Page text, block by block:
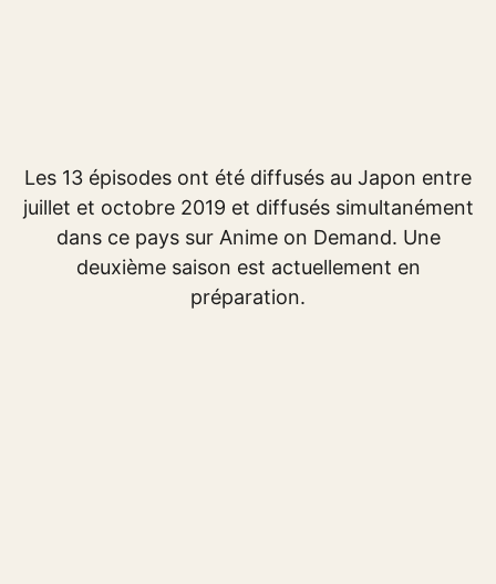
Les 13 épisodes ont été diffusés au Japon entre
juillet et octobre 2019 et diffusés simultanément
dans ce pays sur Anime on Demand. Une
deuxième saison est actuellement en
préparation.